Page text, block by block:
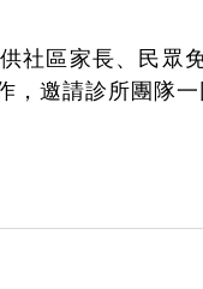
社區家長、民
邀請診所團隊一